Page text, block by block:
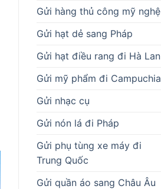
Gửi hàng thủ công mỹ nghệ
Gửi hạt dẻ sang Pháp
Gửi hạt điều rang đi Hà Lan
Gửi mỹ phẩm đi Campuchia
Gửi nhạc cụ
Gửi nón lá đi Pháp
Gửi phụ tùng xe máy đi
Trung Quốc
Gửi quần áo sang Châu Âu